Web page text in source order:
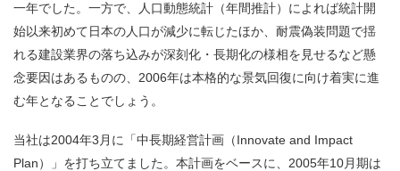
一年でした。一方で、人口動態統計（年間推計）によれば統計開
始以来初めて日本の人口が減少に転じたほか、耐震偽装問題で揺
れる建設業界の落ち込みが深刻化・長期化の様相を見せるなど懸
念要因はあるものの、2006年は本格的な景気回復に向け着実に進
む年となることでしょう。
当社は2004年3月に「中長期経営計画（Innovate and Impact
Plan）」を打ち立てました。本計画をベースに、2005年10月期は